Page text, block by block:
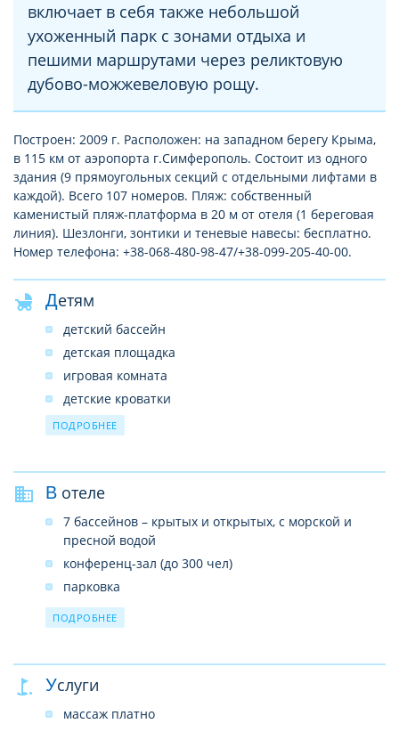
включает в себя также небольшой
ухоженный парк с зонами отдыха и
пешими маршрутами через реликтовую
дубово-можжевеловую рощу.
Построен: 2009 г. Расположен: на западном берегу Крыма,
в 115 км от аэропорта г.Симферополь. Состоит из одного
здания (9 прямоугольных секций с отдельными лифтами в
каждой). Всего 107 номеров. Пляж: собственный
каменистый пляж-платформа в 20 м от отеля (1 береговая
линия). Шезлонги, зонтики и теневые навесы: бесплатно.
Номер телефона: +38-068-480-98-47/+38-099-205-40-00.
Детям
детский бассейн
детская площадка
игровая комната
детские кроватки
детский стульчик в зале питания
ПОДРОБНЕЕ
В отеле
7 бассейнов – крытых и открытых, с морской и
пресной водой
конференц-зал (до 300 чел)
парковка
мини-маркет
спа-центр
ресторан
ПОДРОБНЕЕ
Услуги
массаж платно